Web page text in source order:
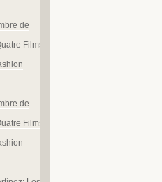
de
Films
de
Films